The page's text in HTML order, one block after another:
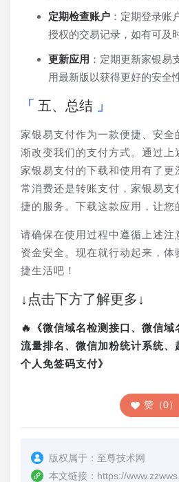
定期检查账户 ：定期登录账
授权的交易记录，如有可及
更新应用 ：定期更新家银易
用最新版以获得更好的安全
五、总结
家银易支付作为一款便捷、安全
渐改变我们的支付方式。通过上
家银易支付的下载和使用有了更
常消费还是转账支付，家银易支
捷的服务。下载这款应用，让您
请确保在使用过程中遵循上述注
资金安全。现在就行动起来，体
捷生活吧！
↓点击下方了解更多↓
🔥《微信域名检测接口、微信
流量排名、微信加粉统计系统、
个人免签码支付》
赞（0）
版权属于： 至尊技术网
本文链接： https://